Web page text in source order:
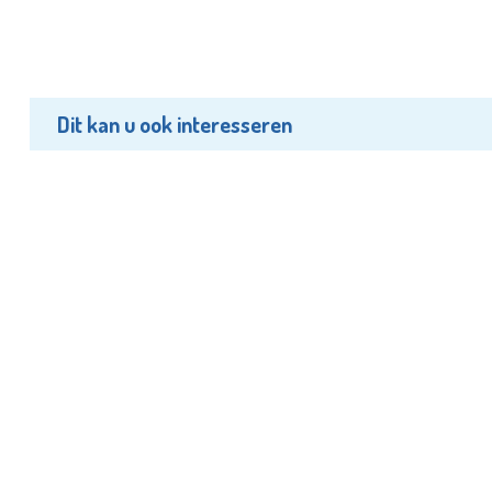
Dit kan u ook interesseren